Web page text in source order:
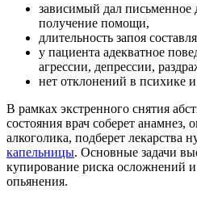
зависимый дал письменное
получение помощи,
длительность запоя
у пациента адекватное
агрессии, депрессии,
нет отклонений в психике
В рамках экстренного снятия
состояния врач соберет анамнез,
алкоголика, подберет лекарства
капельницы. Основные задачи
купирование риска осложнений
опьянения.